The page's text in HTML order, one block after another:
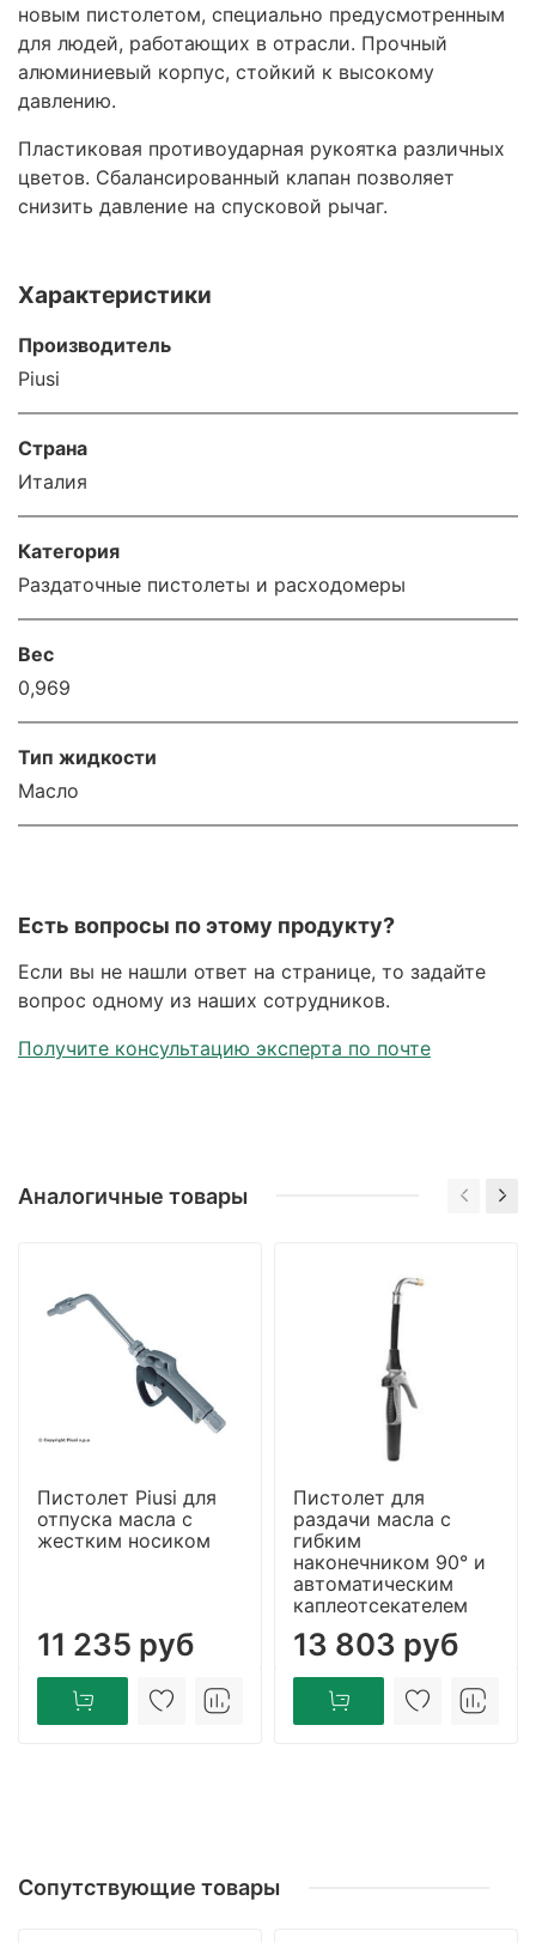
новым пистолетом, специально предусмотренным
для людей, работающих в отрасли. Прочный
алюминиевый корпус, стойкий к высокому
давлению.
Пластиковая противоударная рукоятка различных
цветов. Сбалансированный клапан позволяет
снизить давление на спусковой рычаг.
Характеристики
Производитель
Piusi
Страна
Италия
Категория
Раздаточные пистолеты и расходомеры
Вес
0,969
Тип жидкости
Масло
Есть вопросы по этому продукту?
Если вы не нашли ответ на странице, то задайте
вопрос одному из наших сотрудников.
Получите консультацию эксперта по почте
Аналогичные товары
Пистолет Piusi для
отпуска масла с
жестким носиком
11 235 руб
Пистолет для
раздачи масла с
гибким
наконечником 90° и
автоматическим
каплеотсекателем
13 803 руб
Сопутствующие товары